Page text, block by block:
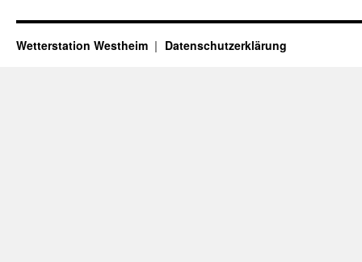
Wetterstation Westheim Datenschutzerklärung